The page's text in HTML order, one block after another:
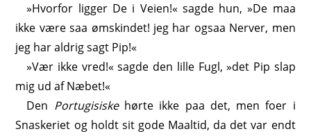
»Hvorfor ligger De i Veien!« sagde hun, »De maa
ikke være saa ømskindet! jeg har ogsaa Nerver, men
jeg har aldrig sagt Pip!«
»Vær ikke vred!« sagde den lille Fugl, »det Pip slap
mig ud af Næbet!«
Den Portugisiskehørte ikke paa det, men foer i
Snaskeriet og holdt sit gode Maaltid, da det var endt